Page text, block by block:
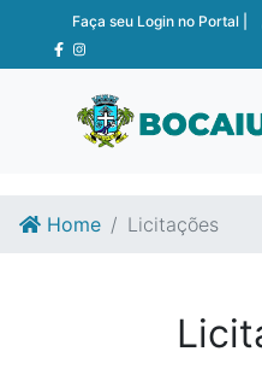
Ir para o conteúdo
Ir para o fim do conteúdo
Faça seu Login no Portal |
Home Licitações